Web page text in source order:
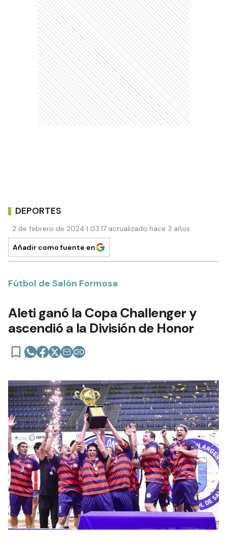
DEPORTES
2 de febrero de 2024 | 03:17 actualizado hace 3 años
Añadir como fuente en
Fútbol de Salón Formosa
Aleti ganó la Copa Challenger y
ascendió a la División de Honor